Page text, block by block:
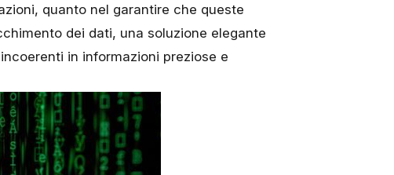
quanto nel garantire che queste
dei dati, una soluzione elegante
in informazioni preziose e